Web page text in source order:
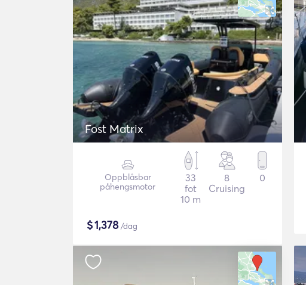
Fost Matrix
Oppblåsbar
påhengsmotor
33
fot
10 m
8
Cruising
0
$1,378/dag